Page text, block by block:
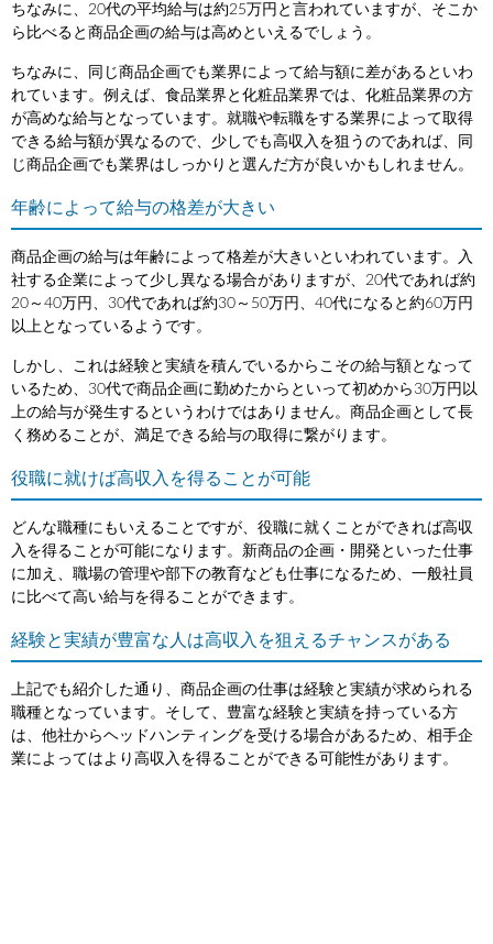
ちなみに、20代の平均給与は約25万円と言われていますが、そこか
ら比べると商品企画の給与は高めといえるでしょう。
ちなみに、同じ商品企画でも業界によって給与額に差があるといわ
れています。例えば、食品業界と化粧品業界では、化粧品業界の方
が高めな給与となっています。就職や転職をする業界によって取得
できる給与額が異なるので、少しでも高収入を狙うのであれば、同
じ商品企画でも業界はしっかりと選んだ方が良いかもしれません。
年齢によって給与の格差が大きい
商品企画の給与は年齢によって格差が大きいといわれています。入
社する企業によって少し異なる場合がありますが、20代であれば約
20～40万円、30代であれば約30～50万円、40代になると約60万円
以上となっているようです。
しかし、これは経験と実績を積んでいるからこその給与額となって
いるため、30代で商品企画に勤めたからといって初めから30万円以
上の給与が発生するというわけではありません。商品企画として長
く務めることが、満足できる給与の取得に繋がります。
役職に就けば高収入を得ることが可能
どんな職種にもいえることですが、役職に就くことができれば高収
入を得ることが可能になります。新商品の企画・開発といった仕事
に加え、職場の管理や部下の教育なども仕事になるため、一般社員
に比べて高い給与を得ることができます。
経験と実績が豊富な人は高収入を狙えるチャンスがある
上記でも紹介した通り、商品企画の仕事は経験と実績が求められる
職種となっています。そして、豊富な経験と実績を持っている方
は、他社からヘッドハンティングを受ける場合があるため、相手企
業によってはより高収入を得ることができる可能性があります。